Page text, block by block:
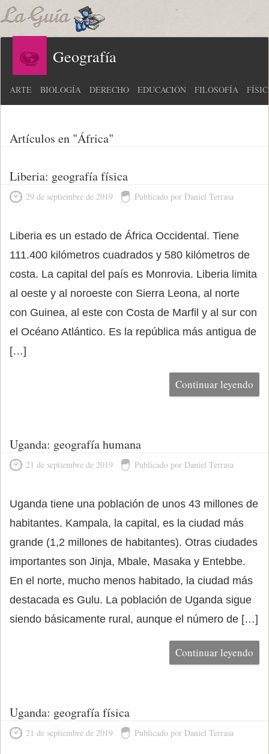
Geografía
ARTE BIOLOGÍA DERECHO EDUCACIÓN FILOSOFÍA
Artículos en "África"
Liberia: geografía física
29 de septiembre de 2019 Publicado por Daniel Terrasa
Liberia es un estado de África Occidental. Tiene
111.400 kilómetros cuadrados y 580 kilómetros de
costa. La capital del país es Monrovia. Liberia limita
al oeste y al noroeste con Sierra Leona, al norte
con Guinea, al este con Costa de Marfil y al sur con
el Océano Atlántico. Es la república más antigua de
[…]
Continuar leyendo
Uganda: geografía humana
21 de septiembre de 2019 Publicado por Daniel Terrasa
Uganda tiene una población de unos 43 millones de
habitantes. Kampala, la capital, es la ciudad más
grande (1,2 millones de habitantes). Otras ciudades
importantes son Jinja, Mbale, Masaka y Entebbe.
En el norte, mucho menos habitado, la ciudad más
destacada es Gulu. La población de Uganda sigue
siendo básicamente rural, aunque el número de […]
Continuar leyendo
Uganda: geografía física
21 de septiembre de 2019 Publicado por Daniel Terrasa